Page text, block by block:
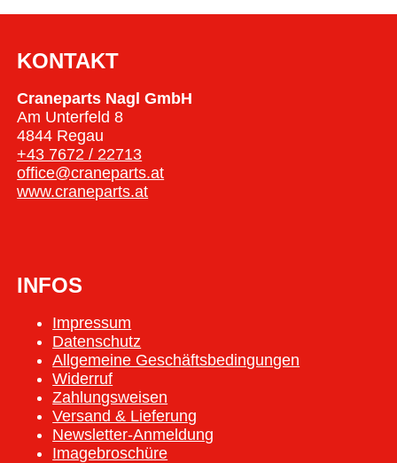
KONTAKT
Craneparts Nagl GmbH
Am Unterfeld 8
4844 Regau
+43 7672 / 22713
office@craneparts.at
www.craneparts.at
INFOS
Impressum
Datenschutz
Allgemeine Geschäftsbedingungen
Widerruf
Zahlungsweisen
Versand & Lieferung
Newsletter-Anmeldung
Imagebroschüre